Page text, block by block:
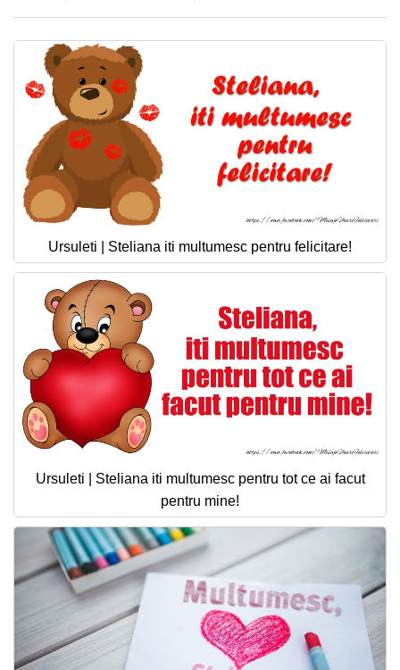
Ursuleti | Steliana iti multumesc pentru felicitare!
Ursuleti | Steliana iti multumesc pentru tot ce ai facut
pentru mine!